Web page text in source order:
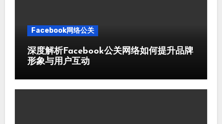
Facebook网络公关
深度解析Facebook公关网络如何提升品牌
形象与用户互动